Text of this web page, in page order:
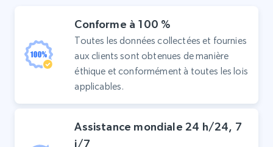
Conforme à 100 %
Toutes les données collectées et fournies
aux clients sont obtenues de manière
éthique et conformément à toutes les lois
applicables.
Assistance mondiale 24 h/24, 7
j/7